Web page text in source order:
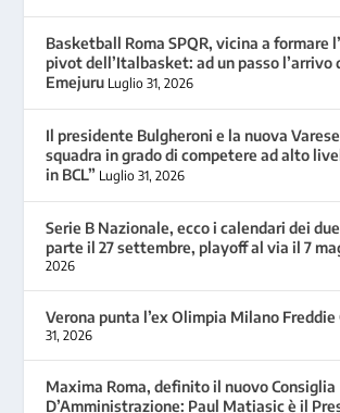
Basketball Roma SPQR, vicina a formare
pivot dell’Italbasket: ad un passo l’arrivo
Emejuru Luglio 31, 2026
Il presidente Bulgheroni e la nuova
squadra in grado di competere ad alto
in BCL” Luglio 31, 2026
Serie B Nazionale, ecco i calendari dei
parte il 27 settembre, playoff al via il 7
2026
Verona punta l’ex Olimpia Milano
31, 2026
Maxima Roma, definito il nuovo Consiglia
D’Amministrazione: Paul Matiasic è il